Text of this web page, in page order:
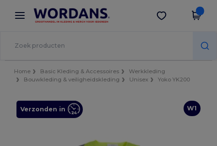
× Wordans-app
Betere prijzen in de app!
Download app
Home Basic Kleding & Accessoires
Werkkleding
Bouwkleding & veiligheidskleding
Unisex Yoko YK200
W1
Verzonden in